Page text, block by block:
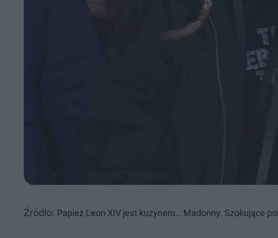
Źródło: Papież Leon XIV jest kuzynem… Madonny. Szokujące